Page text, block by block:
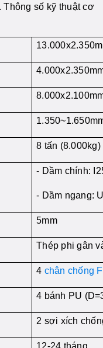
số kỹ thuật cơ
8 tấn (8.000kg)
- Dầm chính:
- Dầm ngang:
5mm
Thép phi gân
4 chân chống
4 bánh PU
2 sợi xích
12-24 tháng